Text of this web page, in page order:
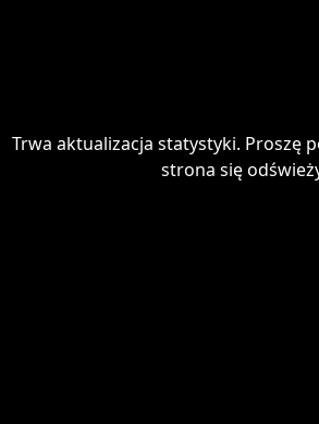
Trwa aktualizacja statystyki. Proszę
strona się